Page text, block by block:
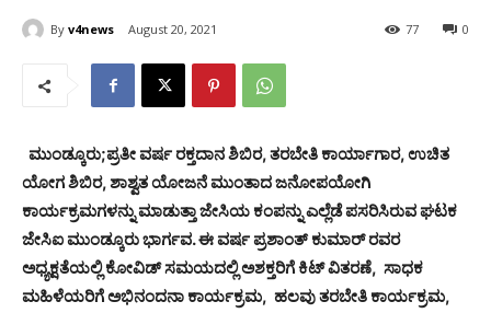
By v4news August 20, 2021 0
77
ಮುಂಡ್ಕೂರು;ಪ್ರತೀ ವರ್ಷ ರಕ್ತದಾನ ಶಿಬಿರ, ತರಬೇತಿ ಕಾರ್ಯಾಗಾರ, ಉಚಿತ
ಯೋಗ ಶಿಬಿರ, ಶಾಶ್ವತ ಯೋಜನೆ ಮುಂತಾದ ಜನೋಪಯೋಗಿ
ಕಾರ್ಯಕ್ರಮಗಳನ್ನು ಮಾಡುತ್ತಾ ಜೇಸಿಯ ಕಂಪನ್ನು ಎಲ್ಲೆಡೆ ಪಸರಿಸಿರುವ ಘಟಕ
ಜೇಸಿಐ ಮುಂಡ್ಕೂರು ಭಾರ್ಗವ. ಈ ವರ್ಷ ಪ್ರಶಾಂತ್ ಕುಮಾರ್ ರವರ
ಅಧ್ಯಕ್ಷತೆಯಲ್ಲಿ ಕೋವಿಡ್ ಸಮಯದಲ್ಲಿ ಅಶಕ್ತರಿಗೆ ಕಿಟ್ ವಿತರಣೆ, ಸಾಧಕ
ಮಹಿಳೆಯರಿಗೆ ಅಭಿನಂದನಾ ಕಾರ್ಯಕ್ರಮ, ಹಲವು ತರಬೇತಿ ಕಾರ್ಯಕ್ರಮ,